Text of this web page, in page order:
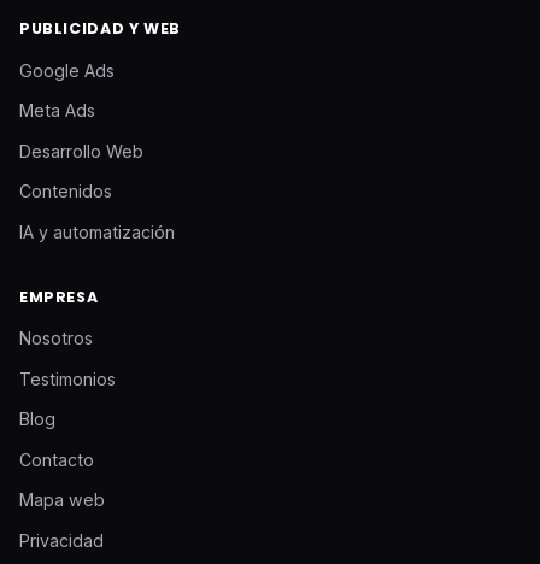
PUBLICIDAD Y WEB
Google Ads
Meta Ads
Desarrollo Web
Contenidos
IA y automatización
EMPRESA
Nosotros
Testimonios
Blog
Contacto
Mapa web
Privacidad